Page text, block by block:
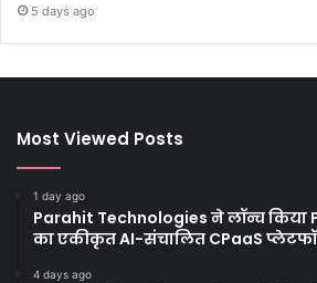
5 days ago
Most Viewed Posts
1 day ago
Parahit Technologies ने लॉन्च किया
का एकीकृत AI-संचालित CPaaS
4 days ago